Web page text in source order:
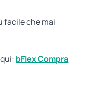
facile che mai
qui: bFlex Compra